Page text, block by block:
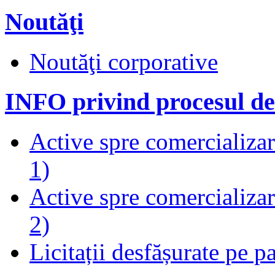
Noutăţi
Noutăţi corporative
INFO privind procesul
Active spre
1)
Active spre
2)
Licitații desfășurate pe